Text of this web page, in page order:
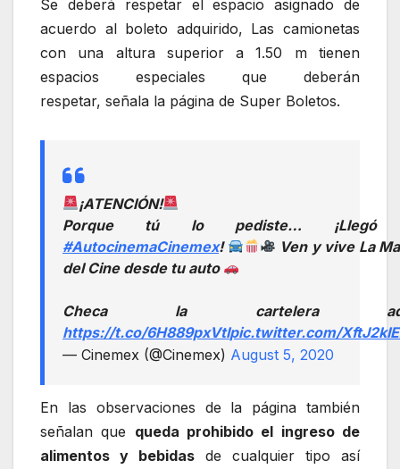
Se deberá respetar el espacio asignado de
acuerdo al boleto adquirido, Las camionetas
con una altura superior a 1.50 m tienen
espacios especiales que deberán
respetar, señala la página de Super Boletos.
¡ATENCIÓN!
Porque tú lo pediste… ¡Llegó
#AutocinemaCinemex!
Ven y vive La
del Cine desde tu auto
Checa la cartelera
https://t.co/6H889pxVtIpic.twitter.com/
— Cinemex (@Cinemex) August 5, 2020
En las observaciones de la página también
señalan que queda prohibido el ingreso de
alimentos y bebidas de cualquier tipo así